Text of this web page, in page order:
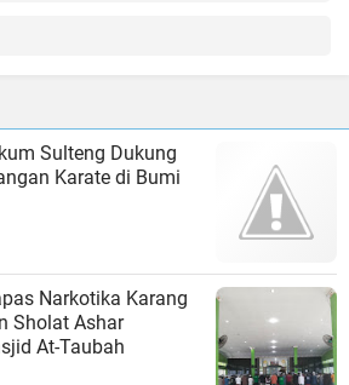
Sulteng Dukung
Karate di Bumi
Narkotika Karang
Sholat Ashar
At-Taubah